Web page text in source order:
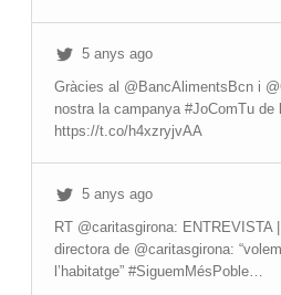
5 anys ago
Gràcies al @BancAlimentsBcn i
nostra la campanya #JoComTu
https://t.co/h4xzryjvAA
5 anys ago
RT @caritasgirona: ENTREVISTA
directora de @caritasgirona:
l’habitatge” #SiguemMésPoble…